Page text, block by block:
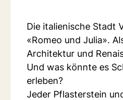
Die italienische Stadt
«Romeo und Julia».
Architektur und
Und was könnte es
erleben?
Jeder Pflasterstein